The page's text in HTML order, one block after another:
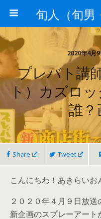
2020年4月
プレバト講
ト）カズロッ
誰
Share Tweet
こんにちわ！あきらいお
２０２０年４月９日放送
新企画のスプレーアート